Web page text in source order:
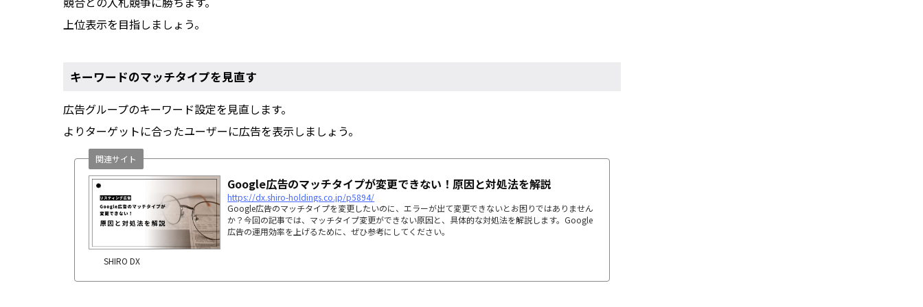
上位表示を目指しましょう。
キーワードのマッチタイプを見直す
広告グループのキーワード設定を見直します。
よりターゲットに合ったユーザーに広告を表示しましょう。
Google広告のマッチタイプが変更できない！原因と対処法を解説
https://dx.shiro-holdings.co.jp/p5894/
Google広告のマッチタイプを変更したいのに、エラーが出て変更できないとお困りではありません
か？今回の記事では、マッチタイプ変更ができない原因と、具体的な対処法を解説します。Google
広告の運用効率を上げるために、ぜひ参考にしてください。
SHIRO DX
関連サイト